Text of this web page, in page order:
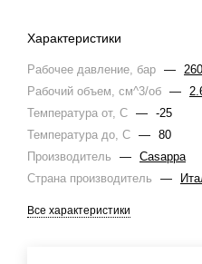
Характеристики
Рабочее давление, бар — 260
Рабочий объем, см^3/об —
Температура от, С — -25
Температура до, С — 80
Производитель
— Casappa
Страна производитель
—
Все характеристики